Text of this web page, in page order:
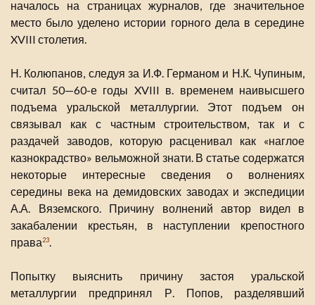
началось на страницах журналов, где значительное
место было уделено истории горного дела в середине
XVIII столетия.
Н. Колюпанов, следуя за И.Ф. Германом и Н.К. Чупиным,
считал 50—60-е годы XVIII в. временем наивысшего
подъема уральской металлургии. Этот подъем он
связывал как с частным строительством, так и с
раздачей заводов, которую расценивал как «наглое
казнокрадство» вельможной знати. В статье содержатся
некоторые интересные сведения о волнениях
середины века на демидовских заводах и экспедиции
А.А. Вяземского. Причину волнений автор видел в
закабалении крестьян, в наступлении крепостного
права23.
Попытку выяснить причину застоя уральской
металлургии предпринял Р. Попов, разделявший